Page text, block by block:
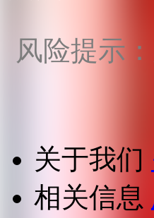
风险提示
关于我们
相关信息